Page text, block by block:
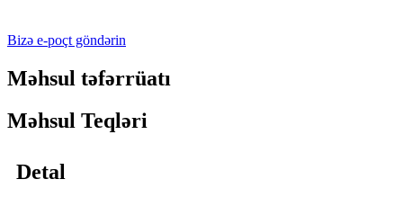
Bizə e-poçt göndərin
Məhsul təfərrüatı
Məhsul Teqləri
Detal